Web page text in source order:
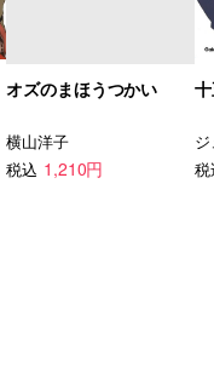
オズのまほうつかい
横山洋子
税込 1,210円
税